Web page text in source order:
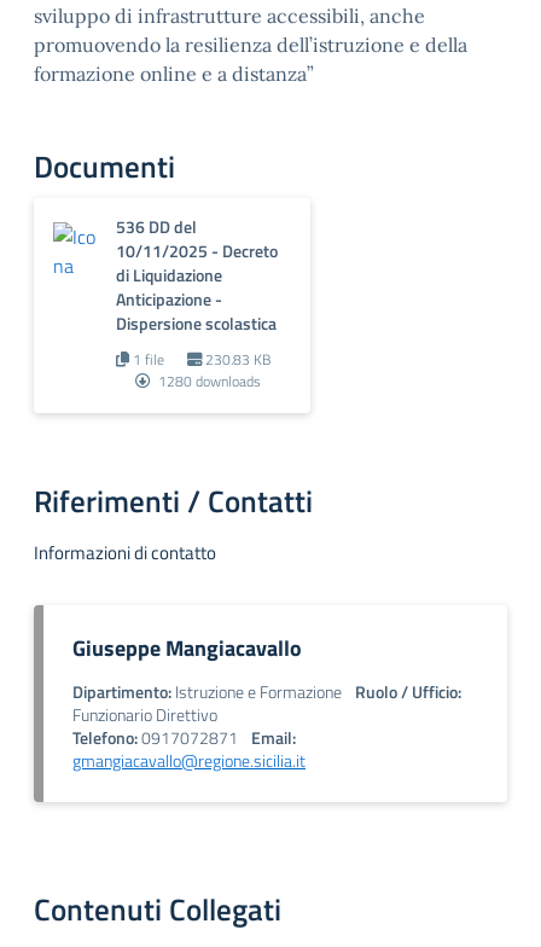
sviluppo di infrastrutture accessibili, anche
promuovendo la resilienza dell’istruzione e della
formazione online e a distanza”
Documenti
536 DD del
10/11/2025 - Decreto
di Liquidazione
Anticipazione -
Dispersione scolastica
1 file
230.83 KB
1280 downloads
Riferimenti / Contatti
Informazioni di contatto
Giuseppe Mangiacavallo
Dipartimento:Istruzione e Formazione Ruolo / Ufficio:
Funzionario Direttivo
Telefono:0917072871
Email:
gmangiacavallo@regione.sicilia.it
Contenuti Collegati